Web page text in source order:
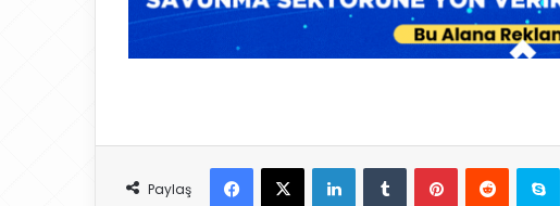
Paylaş
X LinkedIn